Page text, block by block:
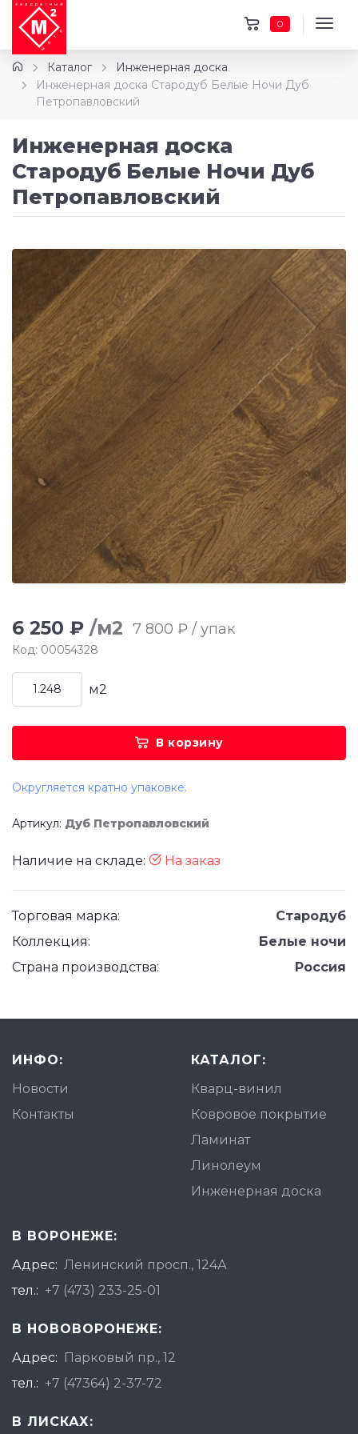
0
Каталог
Инженерная доска
Инженерная доска Стародуб Белые Ночи Дуб
Петропавловский
Инженерная доска
Стародуб Белые Ночи Дуб
Петропавловский
6 250 ₽ /м2 7 800 ₽ / упак
Код: 00054328
м2
В корзину
Округляется кратно упаковке.
Артикул: Дуб Петропавловский
Наличие на складе: На заказ
Торговая марка:
Стародуб
Коллекция:
Белые ночи
Страна производства:
Россия
ИНФО:
Новости
Контакты
КАТАЛОГ:
Кварц-винил
Ковровое покрытие
Ламинат
Линолеум
Инженерная доска
В ВОРОНЕЖЕ:
Адрес: Ленинский просп., 124А
тел.: +7 (473) 233-25-01
В НОВОВОРОНЕЖЕ:
Адрес: Парковый пр., 12
тел.: +7 (47364) 2-37-72
В ЛИСКАХ: